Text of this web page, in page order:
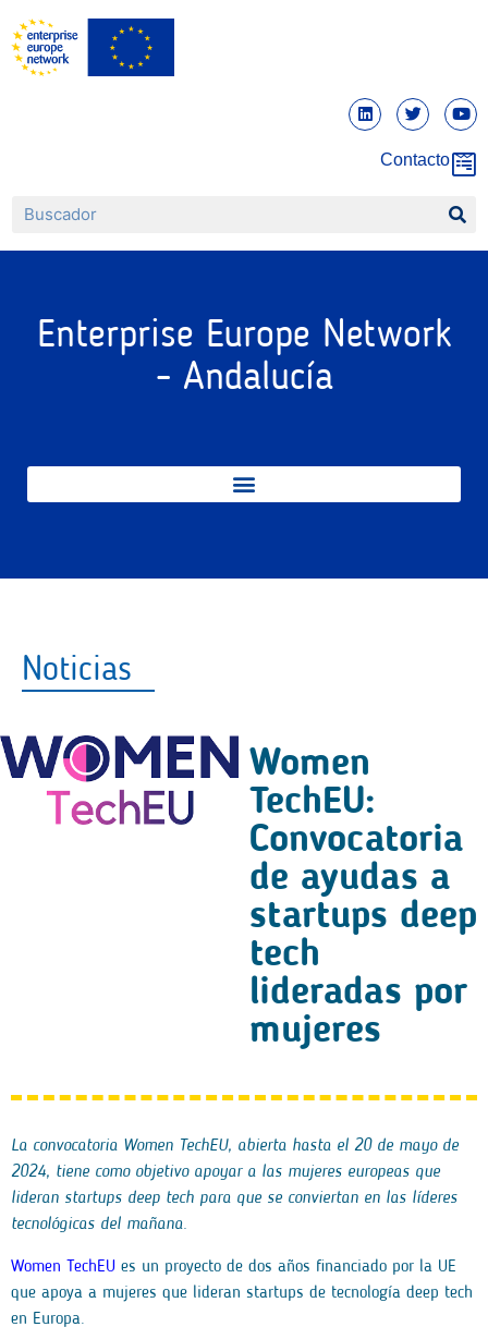
Contacto
Enterprise Europe Network
- Andalucía
Noticias
Women
TechEU:
Convocatoria
de ayudas a
startups deep
tech
lideradas por
mujeres
La convocatoria Women TechEU, abierta hasta el 20 de mayo de
2024, tiene como objetivo apoyar a las mujeres europeas que
lideran startups deep tech para que se conviertan en las líderes
tecnológicas del mañana.
Women TechEU es un proyecto de dos años financiado por la UE
que apoya a mujeres que lideran startups de tecnología deep tech
en Europa.